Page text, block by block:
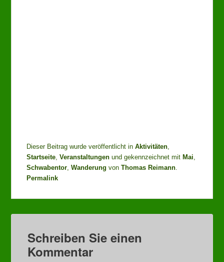
Dieser Beitrag wurde veröffentlicht inAktivitäten
Startseite ,Veranstaltungen und gekennzeichnet mitMai
Schwabentor ,Wanderung vonThomas Reimann
Permalink
Schreiben Sie einen
Kommentar